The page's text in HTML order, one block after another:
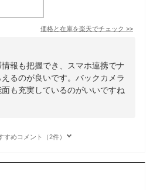
価格と在庫を楽天でチェック >>
報も把握でき、スマホ連携でナ
るのが良いです。バックカメラ
も充実しているのがいいですね
すめコメント（2件）